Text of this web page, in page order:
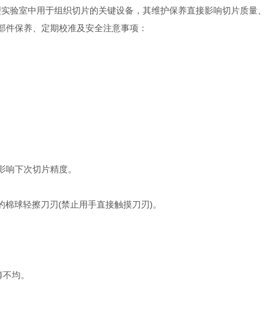
室中用于组织切片的关键设备，其维护保养直接影响切片质量
保养、定期校准及安全注意事项：
下次切片精度。
轻擦刀刃(禁止用手直接触摸刀刃)。
均。